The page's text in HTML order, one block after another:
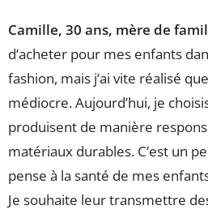
Camille, 30 ans, mère de
d’acheter pour mes enfants
fashion, mais j’ai vite réalisé
médiocre. Aujourd’hui, je
produisent de manière
matériaux durables. C’est un
pense à la santé de mes
Je souhaite leur transmettre